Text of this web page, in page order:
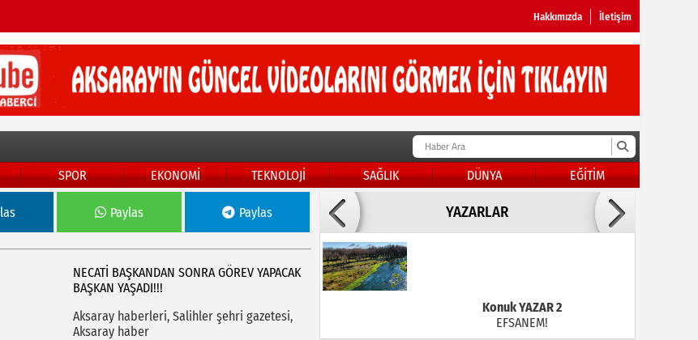
Hakkımızda İletişim
SPOR EKONOMİ TEKNOLOJİ SAĞLIK DÜNYA EĞİTİM
Paylas Paylas
NECATİ BAŞKANDAN SONRA GÖREV YAPACAK
BAŞKAN YAŞADI!!!
Aksaray haberleri, Salihler şehri gazetesi,
Aksaray haber
YAZARLAR
KADER DİYEMEZSİN SEN KENDİN ETTİN
Konuk YAZAR 2
EFSANEM!